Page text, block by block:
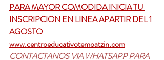
PARA MAYOR COMODIDA INICIA TU
INSCRIPCION EN LINEA APARTIR DEL 1
AGOSTO
www.centroeducativotemoatzin.com
CONTACTANOS VIA WHATSAPP PARA